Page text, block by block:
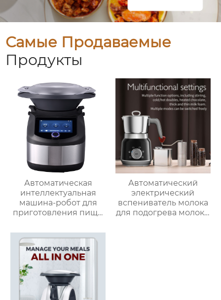
Самые Продаваемые
Продукты
Автоматическая
интеллектуальная
машина-робот для
приготовления пищи
машина для
приготовления
овощей Термомиксер
Автоматический
электрический
вспениватель молока
для подогрева молока,